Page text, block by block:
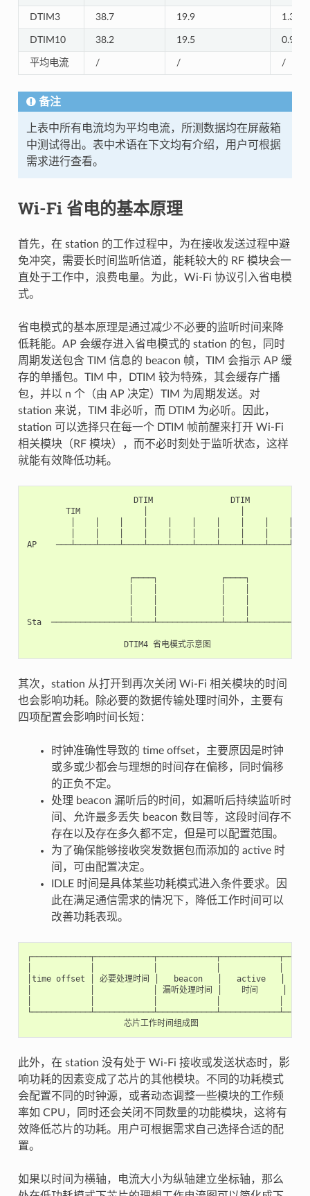
DTIM3 38.7 19.9 1.33
DTIM10 38.2 19.5 0.93
平均电流 / / /
备注
上表中所有电流均为平均电流，所测数据均在屏蔽箱
中测试得出。表中术语在下文均有介绍，用户可根据
需求进行查看。
Wi-Fi 省电的基本原理
首先，在 station 的工作过程中，为在接收发送过程中避
免冲突，需要长时间监听信道，能耗较大的 RF 模块会一
直处于工作中，浪费电量。为此，Wi-Fi 协议引入省电模
式。
省电模式的基本原理是通过减少不必要的监听时间来降
低耗能。AP 会缓存进入省电模式的 station 的包，同时
周期发送包含 TIM 信息的 beacon 帧，TIM 会指示 AP 缓
存的单播包。TIM 中，DTIM 较为特殊，其会缓存广播
包，并以 n 个（由 AP 决定）TIM 为周期发送。对
station 来说，TIM 非必听，而 DTIM 为必听。因此，
station 可以选择只在每一个 DTIM 帧前醒来打开 Wi-Fi
相关模块（RF 模块），而不必时刻处于监听状态，这样
就能有效降低功耗。
                      DTIM                DTIM
        TIM             │                   │
AP
                     ┌────┐             ┌────┐
Sta
其次，station 从打开到再次关闭 Wi-Fi 相关模块的时间
也会影响功耗。除必要的数据传输处理时间外，主要有
四项配置会影响时间长短：
时钟准确性导致的 time offset，主要原因是时钟
或多或少都会与理想的时间存在偏移，同时偏移
的正负不定。
处理 beacon 漏听后的时间，如漏听后持续监听时
间、允许最多丢失 beacon 数目等，这段时间存不
存在以及存在多久都不定，但是可以配置范围。
为了确保能够接收突发数据包而添加的 active 时
间，可由配置决定。
IDLE 时间是具体某些功耗模式进入条件要求。因
此在满足通信需求的情况下，降低工作时间可以
改善功耗表现。
│time offset │ 必要处理时间 │   beacon   │   active   │
│            │            │ 漏听处理时间 │    时间     │
此外，在 station 没有处于 Wi-Fi 接收或发送状态时，影
响功耗的因素变成了芯片的其他模块。不同的功耗模式
会配置不同的时钟源，或者动态调整一些模块的工作频
率如 CPU，同时还会关闭不同数量的功能模块，这将有
效降低芯片的功耗。用户可根据需求自己选择合适的配
置。
如果以时间为横轴，电流大小为纵轴建立坐标轴，那么